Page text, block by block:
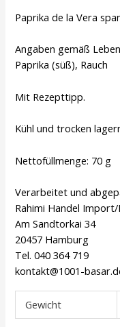
Paprika de la Vera
Angaben gemäß
Paprika (süß), Rauch
Mit Rezepttipp.
Kühl und trocken
Nettofüllmenge: 70 g
Verarbeitet und
Rahimi Handel
Am Sandtorkai 34
20457 Hamburg
Tel. 040 364 719
kontakt@1001-
Gewicht